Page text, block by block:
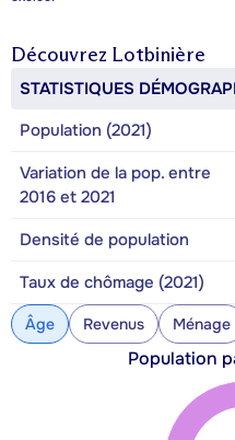
Découvrez Lotbinière
STATISTIQUES
Population (2021)
Variation de la pop. entre
2016 et 2021
Densité de population
Taux de chômage (2021)
Âge Revenus Ménage
Population